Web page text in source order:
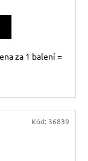
za 1 balení =
Kód: 36839